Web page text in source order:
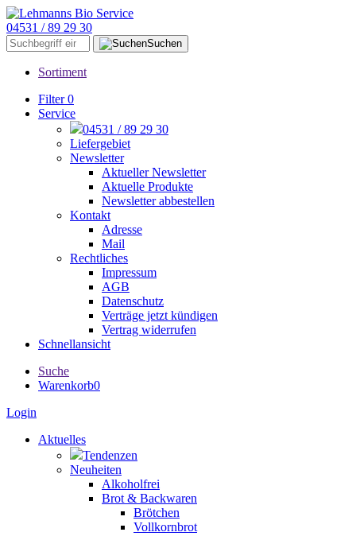
04531 / 89 29 30
Suchen
Sortiment
Filter 0
Service
04531 / 89 29 30
Liefergebiet
Newsletter
Aktueller Newsletter
Aktuelle Produkte
Newsletter abbestellen
Kontakt
Adresse
Mail
Rechtliches
Impressum
AGB
Datenschutz
Verträge jetzt kündigen
Vertrag widerrufen
Schnellansicht
Suche
Warenkorb0
Login
Aktuelles
Tendenzen
Neuheiten
Alkoholfrei
Brot & Backwaren
Brötchen
Vollkornbrot